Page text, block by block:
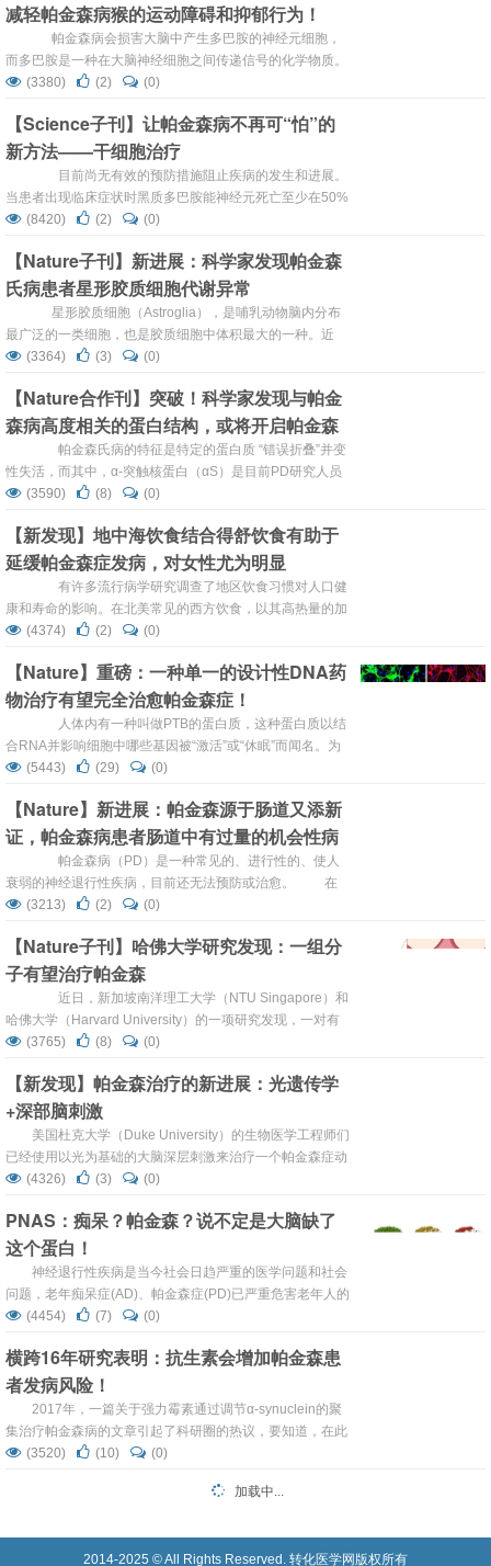
药物治疗是帕金森病最主要的治疗手段，左旋多巴治疗剂仍
然是最有效的药物，手术治疗是药物治疗的一种有效的补
充，康复治疗、心理...
减轻帕金森病猴的运动障碍和抑郁行为！
帕金森病会损害大脑中产生多巴胺的神经元细胞，
而多巴胺是一种在大脑神经细胞之间传递信号的化学物质。
而中断的信号使肌肉的协调变得越来越困难，甚至无法
症状。通常用左旋多巴（L-DOPA）等药物来增加多巴胺的
产生，减轻帕金森...
(3380) (2) (0)
【Science子刊】让帕金森病不再可“怕”的
新方法——干细胞治疗
目前尚无有效的预防措施阻止疾病的发生和进展。
当患者出现临床症状时黑质多巴胺能神经元死亡至少在50%
以上，纹状体多巴胺(DA)含量减少在80%以上。因此，早期
元的变性死亡，才能阻止疾病的发生与进展。最近，有项研
究发现：干细胞治疗，为帕金森治疗提供了一个全新的攻击
点。 该研究于9月1...
(8420) (2) (0)
【Nature子刊】新进展：科学家发现帕金森
氏病患者星形胶质细胞代谢异常
星形胶质细胞（Astroglia），是哺乳动物脑内分布
最广泛的一类细胞，也是胶质细胞中体积最大的一种。近
日，有研究人员利用诱导性多能干细胞（iPSC）技术，研
系。研究发现，帕金森病患者体内的星形胶质细胞会表达更
高水平的α-突触核蛋白，而α-突触核蛋白聚集会导致人体内
钙稳态的破坏，这是帕金森病...
(3364) (3) (0)
【Nature合作刊】突破！科学家发现与帕金
森病高度相关的蛋白结构，或将开启帕金森
研究新时代！
帕金森氏病的特征是特定的蛋白质 “错误折叠”并变
性失活，而其中，α-突触核蛋白（αS）是目前PD研究人员
关注的重点，它是一种在人脑中含量丰富的蛋白质，也存在
呈现出波浪状的结构，但在帕金森氏症中，αS蛋白错配形成
一个具有毒性的团块或聚集体，称为“路易体”，而“路易
体”正是帕金森氏病的微观标志物。 近日，有科学家研
究了在磷...
(3590) (8) (0)
【新发现】地中海饮食结合得舒饮食有助于
延缓帕金森症发病，对女性尤为明显
有许多流行病学研究调查了地区饮食习惯对人口健
康和寿命的影响。在北美常见的西方饮食，以其高热量的加
工和油炸食品、糖和红肉而被人们公认为不健康饮食。这种
疾病、糖尿病和癌症。 而相反，地中海饮食（MeDi）
最早是以其有助于降低癌症和心血管疾病相关的死亡率而闻
名，其部分特点是富含抗氧化剂的...
(4374) (2) (0)
【Nature】重磅：一种单一的设计性DNA药
物治疗有望完全治愈帕金森症！
人体内有一种叫做PTB的蛋白质，这种蛋白质以结
合RNA并影响细胞中哪些基因被“激活”或“休眠”而闻名。为
了研究PTB蛋白质的作用，科学家经常操纵细胞来减少其数
仅仅是一种抑制小鼠PTB的单一治疗方法，便能使老鼠的帕
金森氏症症状完全消失。 这项研究由美国加州大学圣地
亚哥医学院的付向东博...
(5443) (29) (0)
【Nature】新进展：帕金森源于肠道又添新
证，帕金森病患者肠道中有过量的机会性病
帕金森病（PD）是一种常见的、进行性的、使人
衰弱的神经退行性疾病，目前还无法预防或治愈。 在
2003年，海科·布拉克（Heiko Braak）就提出，非遗传性帕
肠黏膜屏障，通过神经系统扩散到大脑。然而，直到目前为
止，还没有证据表明一种特定的病原体可能触发帕金森病。
最近，来自阿拉巴马大学伯明翰分校（Uni...
(3213) (2) (0)
【Nature子刊】哈佛大学研究发现：一组分
子有望治疗帕金森
近日，新加坡南洋理工大学（NTU Singapore）和
哈佛大学（Harvard University）的一项研究发现，一对有
前景的分子为开发一种缓解帕金森病的新疗法带来了希望。
退行性疾病，影响全球700万至1000万人。帕金森病患者大
脑中的多巴胺水平降低，导致他们难以控制自主运动，...
(3765) (8) (0)
【新发现】帕金森治疗的新进展：光遗传学
+深部脑刺激
美国杜克大学（Duke University）的生物医学工程师们
已经使用以光为基础的大脑深层刺激来治疗一个帕金森症动
物模型的运动功能障碍。在早期尝试失败的地方取得成功，
者基础上如何改进提供了新的见解。 这一结论在4月20日在
线发表在《神经科学杂志》上。 杜克大学生物医学工程学院
特聘教授沃伦·格里...
(4326) (3) (0)
PNAS：痴呆？帕金森？说不定是大脑缺了
这个蛋白！
神经退行性疾病是当今社会日趋严重的医学问题和社会
问题，老年痴呆症(AD)、帕金森症(PD)已严重危害老年人的
身体健康和生活质量。万事知其然才能知其所以然，但这些
研究长期桎梏于困境。近日，洛克菲勒大学的研究人员发现
了造成神经退行性疾病患者大脑中异常蛋白斑块的罪魁祸首
——缺失PI31蛋白。他们指出，这种蛋白的缺失可引发两大
问题，不...
(4454) (7) (0)
横跨16年研究表明：抗生素会增加帕金森患
者发病风险！
2017年，一篇关于强力霉素通过调节α-synuclein的聚
集治疗帕金森病的文章引起了科研圈的热议，要知道，在此
之前，帕金森病依然没有有效的药物能够阻止疾病发展。一
而，芬兰赫尔辛基大学医院研究人员最近发表的一项研究表
影响极大可能源自肠道菌群。...
(3520) (10) (0)
加载中...
2014-2025 © All Rights Reserved. 转化医学网版权所有